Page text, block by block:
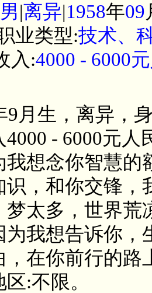
男|离异|1958年09
业类型:技术、
入:4000 - 6000
9月生，离异，
- 6000元
我想念你智慧的
识，和你交锋，
梦太多，世界
为我想告诉你，
，在你前行的
:不限。